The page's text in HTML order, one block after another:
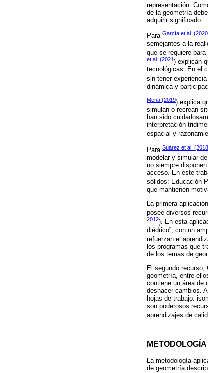
representación.
de la geometría
adquirir significado.
Para García et al. (2020
semejantes a la
que se requiere
et al. (2021) explican
tecnológicas. En el
sin tener
dinámica y
Mena (2019) explica
simulan o recrean
han sido
interpretación
espacial y
Para Suárez et al. (2018
modelar y simular
no siempre
acceso. En este
sólidos: Educación
que mantienen
La primera
posee diversos
2012). En esta
diédrico”, con un
refuerzan el
los programas que
de los temas de
El segundo
geometría, entre
contiene un área de
deshacer cambios.
hojas de trabajo:
son poderosos
aprendizajes de
METODOLOGÍA
La metodología
de geometría